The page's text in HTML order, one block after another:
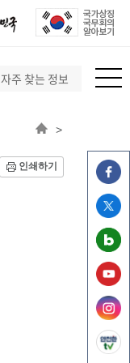
자주 찾는 정보
>
인쇄하기